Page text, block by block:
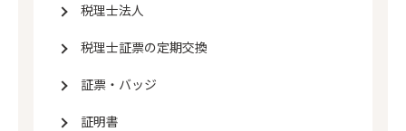
税理士法人
税理士証票の定期交換
証票・バッジ
証明書